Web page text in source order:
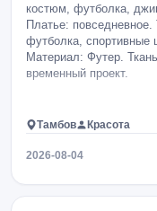
костюм, футболка,
Платье:
футболка, спортивные
Материал: Футер.
временный проект.
Тамбов Красота
2026-08-04